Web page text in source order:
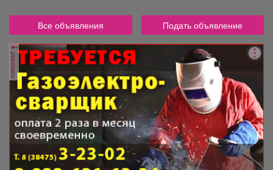
Все объявления Подать объявление
реклама